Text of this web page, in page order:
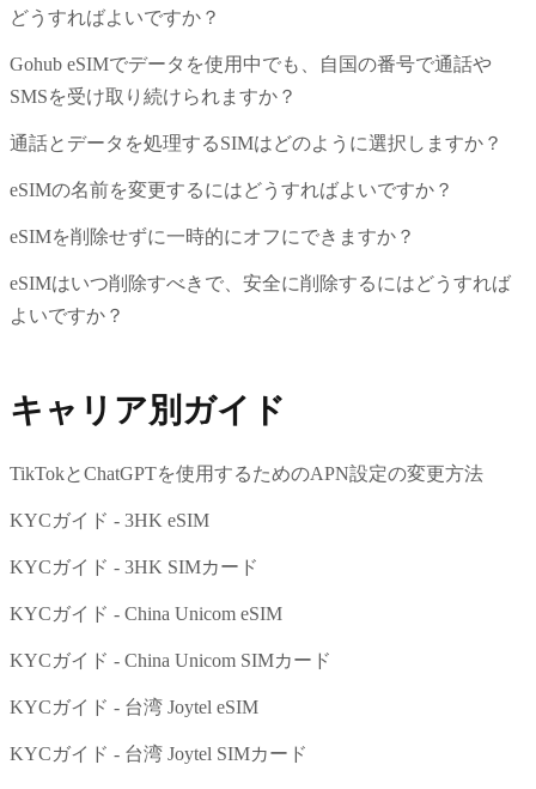
どうすればよいですか？
Gohub eSIMでデータを使用中でも、自国の番号で通話や
SMSを受け取り続けられますか？
通話とデータを処理するSIMはどのように選択しますか？
eSIMの名前を変更するにはどうすればよいですか？
eSIMを削除せずに一時的にオフにできますか？
eSIMはいつ削除すべきで、安全に削除するにはどうすれば
よいですか？
キャリア別ガイド
TikTokとChatGPTを使用するためのAPN設定の変更方法
KYCガイド - 3HK eSIM
KYCガイド - 3HK SIMカード
KYCガイド - China Unicom eSIM
KYCガイド - China Unicom SIMカード
KYCガイド - 台湾 Joytel eSIM
KYCガイド - 台湾 Joytel SIMカード